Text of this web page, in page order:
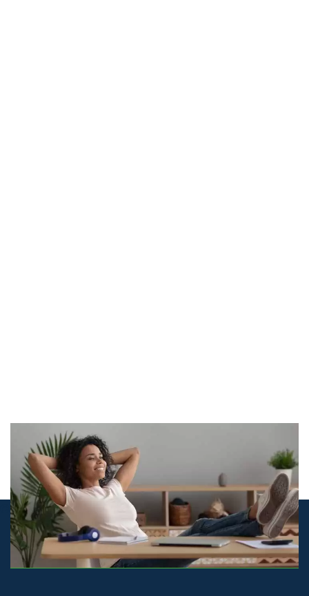
© airco-systemen.nl alle rechten voorbehouden